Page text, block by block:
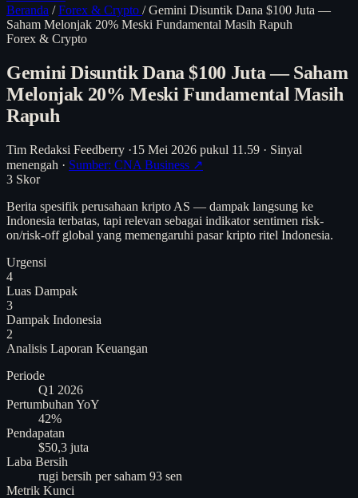
Beranda / Forex & Crypto / Gemini Disuntik Dana $100 Juta —
Saham Melonjak 20% Meski Fundamental Masih Rapuh
Forex & Crypto
Gemini Disuntik Dana $100 Juta — Saham
Melonjak 20% Meski Fundamental Masih
Rapuh
Tim Redaksi Feedberry ·15 Mei 2026 pukul 11.59 · Sinyal
menengah · Sumber: CNA Business ↗
3 Skor
Berita spesifik perusahaan kripto AS — dampak langsung ke
Indonesia terbatas, tapi relevan sebagai indikator sentimen risk-
on/risk-off global yang memengaruhi pasar kripto ritel Indonesia.
Urgensi
4
Luas Dampak
3
Dampak Indonesia
2
Analisis Laporan Keuangan
Periode
Q1 2026
Pertumbuhan YoY
42%
Pendapatan
$50,3 juta
Laba Bersih
rugi bersih per saham 93 sen
Metrik Kunci